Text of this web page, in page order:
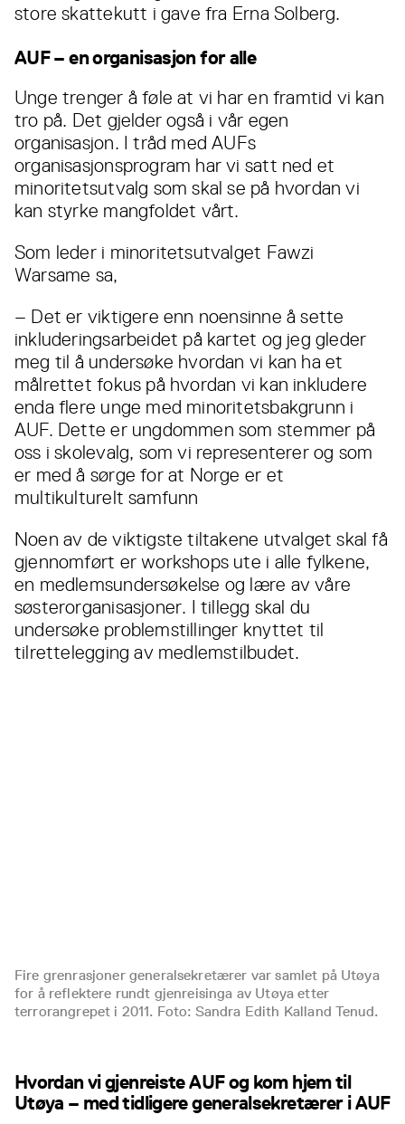
store skattekutt i gave fra Erna Solberg.
AUF – en organisasjon for alle
Unge trenger å føle at vi har en framtid vi kan
tro på. Det gjelder også i vår egen
organisasjon. I tråd med AUFs
organisasjonsprogram har vi satt ned et
minoritetsutvalg som skal se på hvordan vi
kan styrke mangfoldet vårt.
Som leder i minoritetsutvalget Fawzi
Warsame sa,
– Det er viktigere enn noensinne å sette
inkluderingsarbeidet på kartet og jeg gleder
meg til å undersøke hvordan vi kan ha et
målrettet fokus på hvordan vi kan inkludere
enda flere unge med minoritetsbakgrunn i
AUF. Dette er ungdommen som stemmer på
oss i skolevalg, som vi representerer og som
er med å sørge for at Norge er et
multikulturelt samfunn
Noen av de viktigste tiltakene utvalget skal få
gjennomført er workshops ute i alle fylkene,
en medlemsundersøkelse og lære av våre
søsterorganisasjoner. I tillegg skal du
undersøke problemstillinger knyttet til
tilrettelegging av medlemstilbudet.
Fire grenrasjoner generalsekretærer var samlet på Utøya
for å reflektere rundt gjenreisinga av Utøya etter
terrorangrepet i 2011. Foto: Sandra Edith Kalland Tenud.
Hvordan vi gjenreiste AUF og kom hjem til
Utøya – med tidligere generalsekretærer i AUF